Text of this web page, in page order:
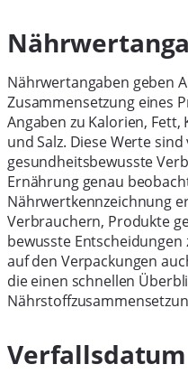
Nährwertangaben geben
Zusammensetzung eines
Angaben zu Kalorien,
und Salz. Diese Werte
gesundheitsbewusste
Ernährung genau
Nährwertkennzeichnung
Verbrauchern, Produkte
bewusste
auf den Verpackungen
die einen schnellen
Verfallsdatum